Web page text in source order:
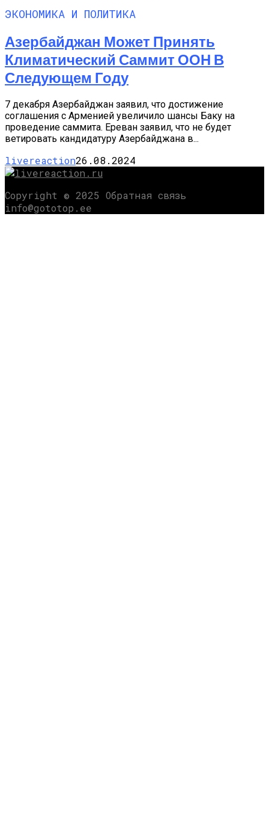
ЭКОНОМИКА И ПОЛИТИКА
Азербайджан Может Принять
Климатический Саммит ООН В
Следующем Году
7 декабря Азербайджан заявил, что достижение
соглашения с Арменией увеличило шансы Баку на
проведение саммита. Ереван заявил, что не будет
ветировать кандидатуру Азербайджана в...
livereaction26.08.2024
Copyright © 2025 Обратная связь
info@gototop.ee